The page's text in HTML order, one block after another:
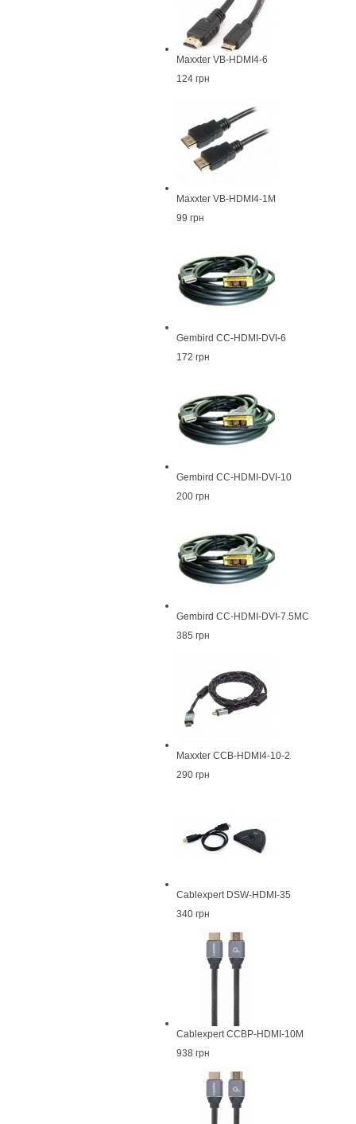
Maxxter VB-HDMI4-6
124 грн
Maxxter VB-HDMI4-1M
99 грн
Gembird CC-HDMI-DVI-6
172 грн
Gembird CC-HDMI-DVI-10
200 грн
Gembird CC-HDMI-DVI-7.5MC
385 грн
Maxxter CCB-HDMI4-10-2
290 грн
Cablexpert DSW-HDMI-35
340 грн
Cablexpert CCBP-HDMI-10M
938 грн